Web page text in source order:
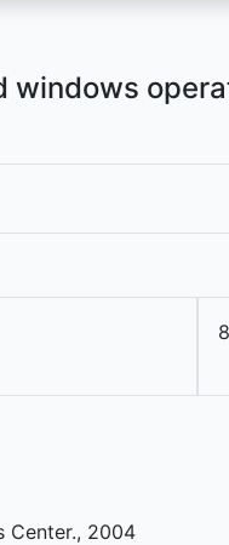
windows
Center., 2004